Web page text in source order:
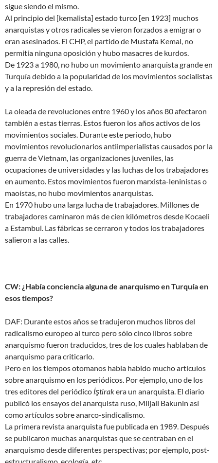
sigue siendo el mismo.
Al principio del [kemalista] estado turco [en 1923] muchos
anarquistas y otros radicales se vieron forzados a emigrar o
eran asesinados. El CHP, el partido de Mustafa Kemal, no
permitía ninguna oposición y hubo masacres de kurdos.
De 1923 a 1980, no hubo un movimiento anarquista grande en
Turquía debido a la popularidad de los movimientos socialistas
y a la represión del estado.
La oleada de revoluciones entre 1960 y los años 80 afectaron
también a estas tierras. Estos fueron los años activos de los
movimientos sociales. Durante este periodo, hubo
movimientos revolucionarios antiimperialistas causados por la
guerra de Vietnam, las organizaciones juveniles, las
ocupaciones de universidades y las luchas de los trabajadores
en aumento. Estos movimientos fueron marxista-leninistas o
maoístas, no hubo movimientos anarquistas.
En 1970 hubo una larga lucha de trabajadores. Millones de
trabajadores caminaron más de cien kilómetros desde Kocaeli
a Estambul. Las fábricas se cerraron y todos los trabajadores
salieron a las calles.
CW: ¿Había conciencia alguna de anarquismo en Turquía en
esos tiempos?
DAF: Durante estos años se tradujeron muchos libros del
radicalismo europeo al turco pero sólo cinco libros sobre
anarquismo fueron traducidos, tres de los cuales hablaban de
anarquismo para criticarlo.
Pero en los tiempos otomanos había habido mucho artículos
sobre anarquismo en los periódicos. Por ejemplo, uno de los
tres editores del periódico İştirakera un anarquista. El diario
publicó los ensayos del anarquista ruso, Miijaíl Bakunin así
como artículos sobre anarco-sindicalismo.
La primera revista anarquista fue publicada en 1989. Después
se publicaron muchas anarquistas que se centraban en el
anarquismo desde diferentes perspectivas; por ejemplo, post-